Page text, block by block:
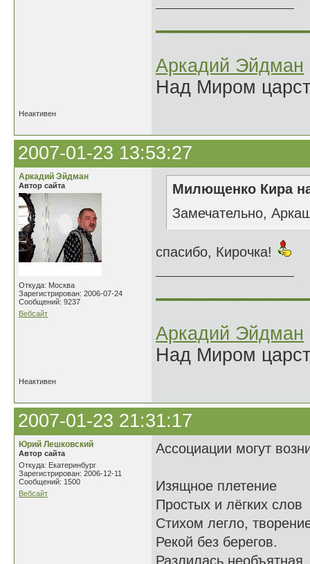
Аркадий Эйдман
Над Миром
Неактивен
2007-01-23 13:53:27
Аркадий Эйдман
Автор сайта
Откуда: Москва
Зарегистрирован: 2006-07-24
Сообщений: 9237
Вебсайт
Милющенко Кира
Замечательно,
спасибо, Кирочка!
Аркадий Эйдман
Над Миром
Неактивен
2007-01-23 21:31:17
Юрий Лешковский
Автор сайта
Откуда: Екатеринбург
Зарегистрирован: 2006-12-11
Сообщений: 1500
Вебсайт
Ассоциации могут
Изящное плетение
Простых и лёгких слов
Стихом легло,
Рекой без берегов.
Разлилась необъятная